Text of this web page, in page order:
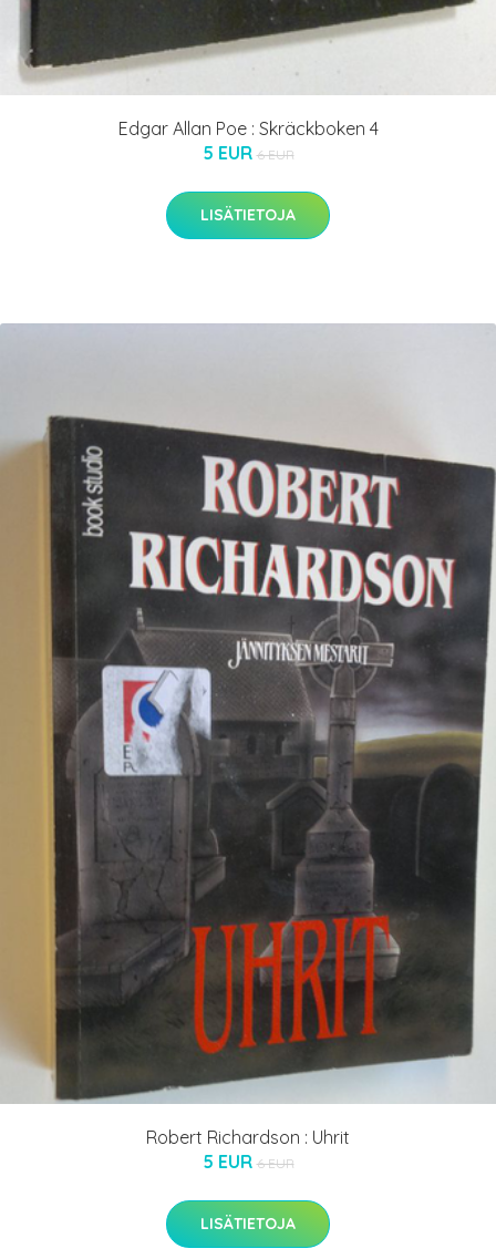
Edgar Allan Poe : Skräckboken 4
5 EUR 6 EUR
LISÄTIETOJA
Robert Richardson : Uhrit
5 EUR 6 EUR
LISÄTIETOJA